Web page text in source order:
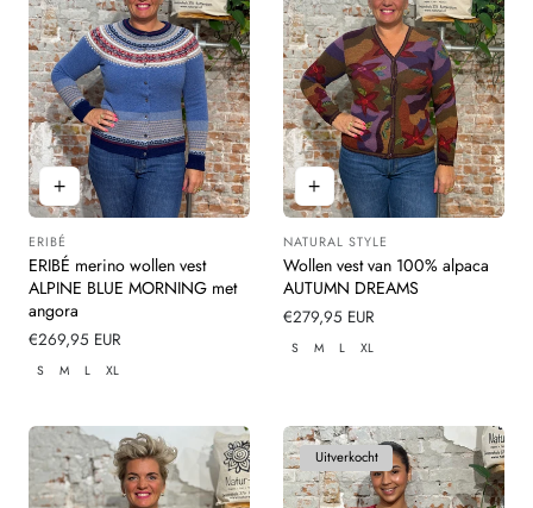
Leverancier:
ERIBÉ
ERIBÉ merino wollen vest
ALPINE BLUE MORNING met
angora
Normale
prijs
€269,95 EUR
S M L XL
Leverancier:
NATURAL STYLE
Wollen vest van 100% alpaca
AUTUMN DREAMS
Normale
prijs
€279,95 EUR
S M L XL
Uitverkocht